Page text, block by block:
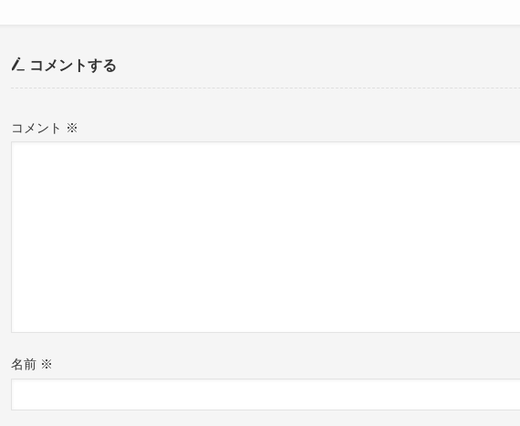
コメントする
コメント ※
名前 ※